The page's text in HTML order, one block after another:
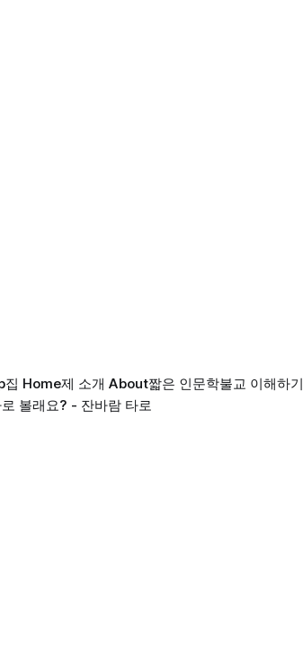
집 Home제 소개 About짧은 인문학불교 이해하기
볼래요? - 잔바람 타로